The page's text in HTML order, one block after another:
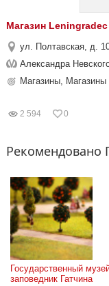
Магазин
ул. Полтавская, д.
Александра
Магазины,
2 594 0
Рекомендовано
Государственный
заповедник Гатчина